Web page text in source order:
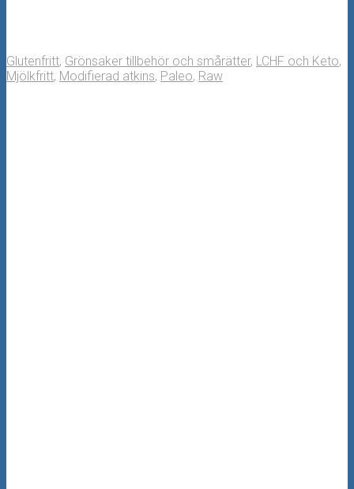
Glutenfritt, Grönsaker tillbehör och smårätter, LCHF och Keto,
Mjölkfritt, Modifierad atkins, Paleo, Raw